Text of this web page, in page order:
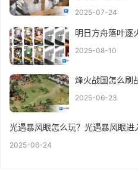
2025-07-24
明日方舟落叶逐
2025-08-10
烽火战国怎么刷
2025-06-23
光遇暴风眼怎么玩？光遇暴风眼进
2025-06-24